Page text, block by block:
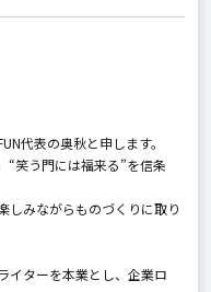
代表の奥秋と申します。
“笑う門には福来る”を信条
しみながらものづくりに取り
イターを本業とし、企業ロ